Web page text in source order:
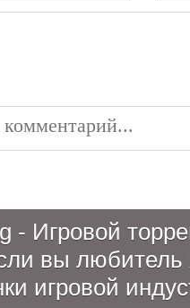
- Игровой
вы
игровой